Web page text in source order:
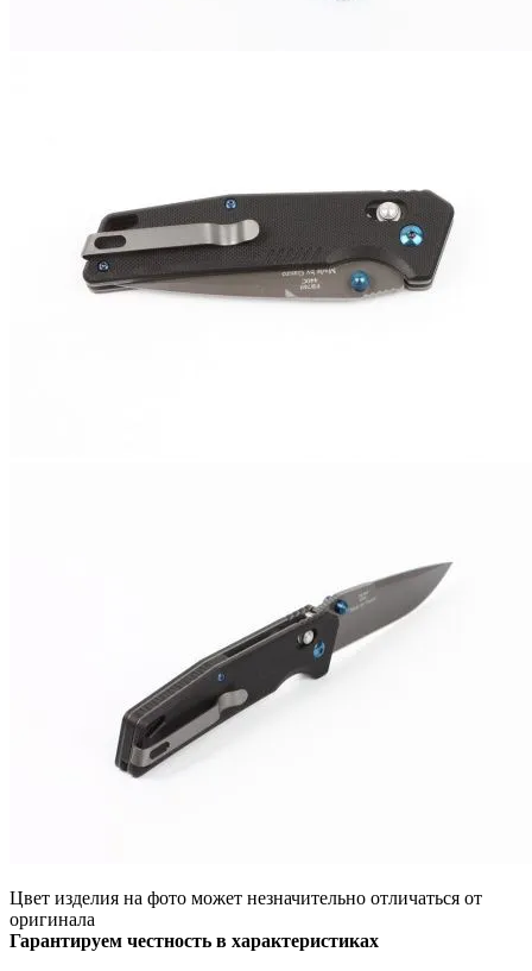
Цвет изделия на фото может незначительно отличаться от
оригинала
Гарантируем честность в характеристиках